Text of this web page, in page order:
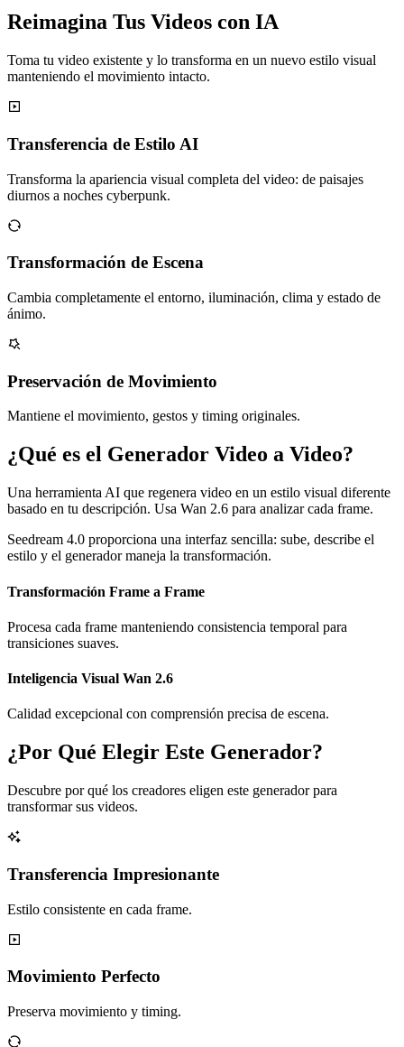
Reimagina Tus Videos con IA
Toma tu video existente y lo transforma en un nuevo estilo visual
manteniendo el movimiento intacto.
Transferencia de Estilo AI
Transforma la apariencia visual completa del video: de paisajes
diurnos a noches cyberpunk.
Transformación de Escena
Cambia completamente el entorno, iluminación, clima y estado de
ánimo.
Preservación de Movimiento
Mantiene el movimiento, gestos y timing originales.
¿Qué es el Generador Video a Video?
Una herramienta AI que regenera video en un estilo visual diferente
basado en tu descripción. Usa Wan 2.6 para analizar cada frame.
Seedream 4.0 proporciona una interfaz sencilla: sube, describe el
estilo y el generador maneja la transformación.
Transformación Frame a Frame
Procesa cada frame manteniendo consistencia temporal para
transiciones suaves.
Inteligencia Visual Wan 2.6
Calidad excepcional con comprensión precisa de escena.
¿Por Qué Elegir Este Generador?
Descubre por qué los creadores eligen este generador para
transformar sus videos.
Transferencia Impresionante
Estilo consistente en cada frame.
Movimiento Perfecto
Preserva movimiento y timing.